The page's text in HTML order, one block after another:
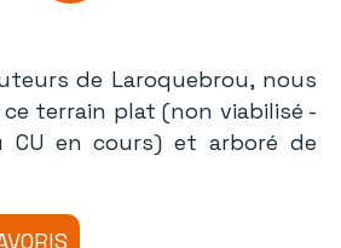
de Laroquebrou, nous
terrain plat (non viabilisé -
CU en cours) et arboré de